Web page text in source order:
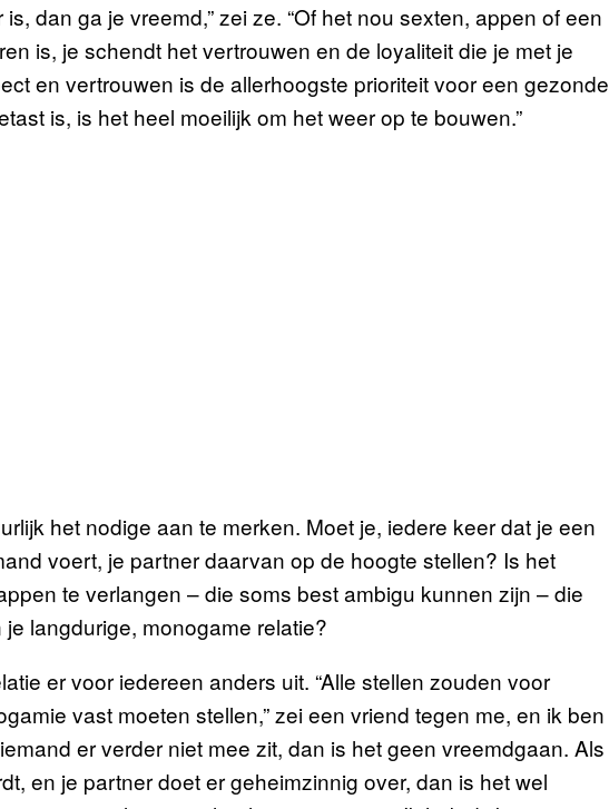
dan ga je vreemd,” zei ze. “Of het nou sexten, appen of een
is, je schendt het vertrouwen en de loyaliteit die je met je
en vertrouwen is de allerhoogste prioriteit voor een gezonde
is, is het heel moeilijk om het weer op te bouwen.”
het nodige aan te merken. Moet je, iedere keer dat je een
voert, je partner daarvan op de hoogte stellen? Is het
te verlangen – die soms best ambigu kunnen zijn – die
langdurige, monogame relatie?
er voor iedereen anders uit. “Alle stellen zouden voor
vast moeten stellen,” zei een vriend tegen me, en ik ben
er verder niet mee zit, dan is het geen vreemdgaan. Als
en je partner doet er geheimzinnig over, dan is het wel